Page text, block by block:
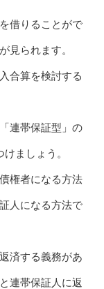
借りることがで
見られます。
合算を検討する
連帯保証型」の
ましょう。
権者になる方法
人になる方法で
済する義務があ
連帯保証人に返